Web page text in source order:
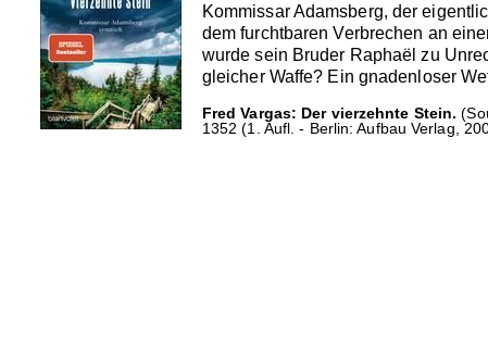
Kommissar Adamsberg, der
dem furchtbaren Verbrechen an
wurde sein Bruder Raphaël zu
gleicher Waffe? Ein gnadenloser
Fred Vargas: Der vierzehnte Stein.
1352 (1. Aufl. - Berlin: Aufbau Verlag,